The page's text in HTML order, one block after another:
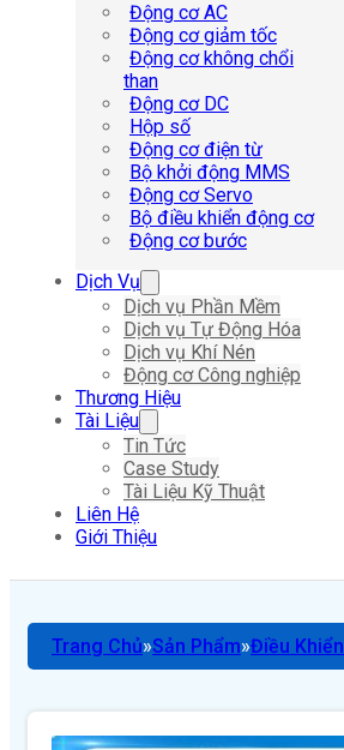
Động cơ AC
Động cơ giảm tốc
Động cơ không chổi
than
Động cơ DC
Hộp số
Động cơ điện từ
Bộ khởi động MMS
Động cơ Servo
Bộ điều khiển động cơ
Động cơ bước
Dịch Vụ
Dịch vụ Phần Mềm
Dịch vụ Tự Động Hóa
Dịch vụ Khí Nén
Động cơ Công nghiệp
Thương Hiệu
Tài Liệu
Tin Tức
Case Study
Tài Liệu Kỹ Thuật
Liên Hệ
Giới Thiệu
Trang Chủ Sản Phẩm Điều Khiển